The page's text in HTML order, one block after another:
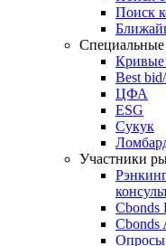
Облигации
Поиски
Поиск
Поиск
Поиск
Специальные
Кривые
Best
ЦФА
ESG
Сукук
Участники